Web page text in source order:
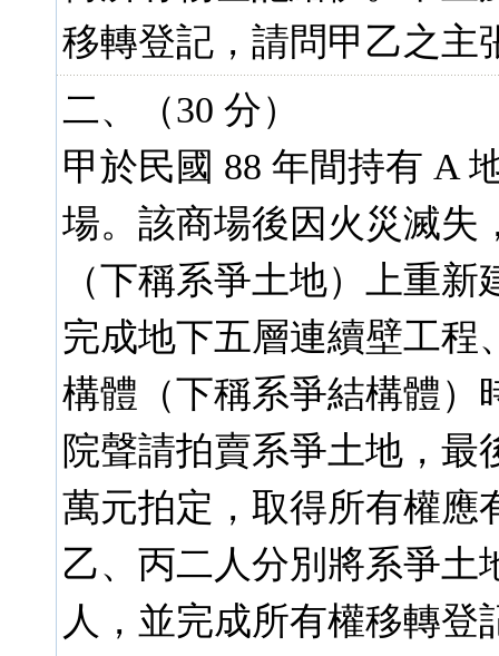
移轉登記，請問甲乙之主
二、（30 分）
甲於民國 88 年間持有 A
場。該商場後因火災滅失
（下稱系爭土地）上重
完成地下五層連續壁工程
構體（下稱系爭結構體）
院聲請拍賣系爭土地，最
萬元拍定，取得所有權應
乙、丙二人分別將系爭土
人，並完成所有權移轉